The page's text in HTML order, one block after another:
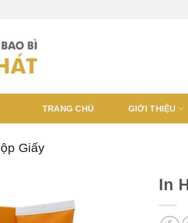
TRANG CHỦ GIỚI THIỆU
Giấy
In